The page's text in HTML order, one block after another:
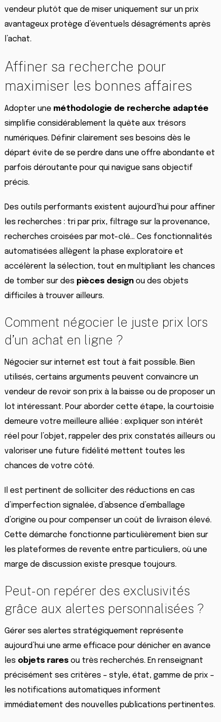
vendeur plutôt que de miser uniquement sur un prix
avantageux protège d’éventuels désagréments après
l’achat.
Affiner sa recherche pour
maximiser les bonnes affaires
Adopter une méthodologie de recherche adaptée
simplifie considérablement la quête aux trésors
numériques. Définir clairement ses besoins dès le
départ évite de se perdre dans une offre abondante et
parfois déroutante pour qui navigue sans objectif
précis.
Des outils performants existent aujourd’hui pour affiner
les recherches : tri par prix, filtrage sur la provenance,
recherches croisées par mot-clé… Ces fonctionnalités
automatisées allègent la phase exploratoire et
accélèrent la sélection, tout en multipliant les chances
de tomber sur des pièces designou des objets
difficiles à trouver ailleurs.
Comment négocier le juste prix lors
d’un achat en ligne ?
Négocier sur internet est tout à fait possible. Bien
utilisés, certains arguments peuvent convaincre un
vendeur de revoir son prix à la baisse ou de proposer un
lot intéressant. Pour aborder cette étape, la courtoisie
demeure votre meilleure alliée : expliquer son intérêt
réel pour l’objet, rappeler des prix constatés ailleurs ou
valoriser une future fidélité mettent toutes les
chances de votre côté.
Il est pertinent de solliciter des réductions en cas
d’imperfection signalée, d’absence d’emballage
d’origine ou pour compenser un coût de livraison élevé.
Cette démarche fonctionne particulièrement bien sur
les plateformes de revente entre particuliers, où une
marge de discussion existe presque toujours.
Peut-on repérer des exclusivités
grâce aux alertes personnalisées ?
Gérer ses alertes stratégiquement représente
aujourd’hui une arme efficace pour dénicher en avance
les objets raresou très recherchés. En renseignant
précisément ses critères – style, état, gamme de prix –
les notifications automatiques informent
immédiatement des nouvelles publications pertinentes.